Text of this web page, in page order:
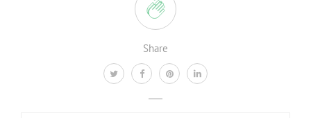
Share